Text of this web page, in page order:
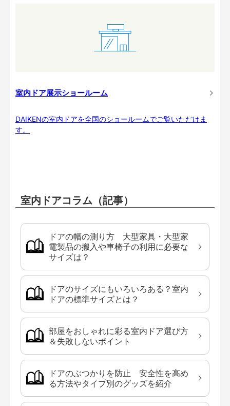
室内ドア展示ショールーム
DAIKENの室内ドアを全国のショールームでご覧いただけま
す。
室内ドアコラム（記事）
ドアの幅の測り方 大型家具・大型家
電製品の搬入や車椅子の利用に必要な
サイズは？
ドアのサイズにもいろいろある？室内
ドアの標準サイズとは？
部屋をおしゃれに彩る室内ドア選び方
＆失敗しないポイント
ドアのぶつかりを防止 安全性を高め
る方法やタイプ別のグッズを紹介